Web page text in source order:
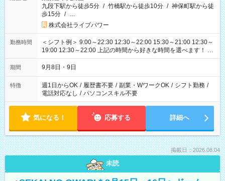
九段下駅から徒歩5分 / 竹橋駅から徒歩10分 / 神保町駅から徒
歩15分 / …
株式会社ライブパワー
勤務時間
＜シフト例＞ 9:00～22:30 12:30～22:00 15:30～21:00 12:30～
19:00 12:30～22:00 上記の時間から好きな時間を選べます！ ※
時間は変更となる可能性があります
期間 9月8日・9日
特徴 週1日からOK / 履歴書不要 / 副業・WワークOK / シフト勤務 /
電話対応なし / パソコンスキル不要
気になる！ 応募する 詳細へ
掲載日：2026.08.04
未読